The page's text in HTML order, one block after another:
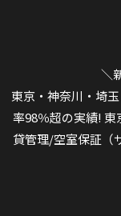
＼
東京・神奈川・埼
率98％超の実績!
貸管理/空室保証（